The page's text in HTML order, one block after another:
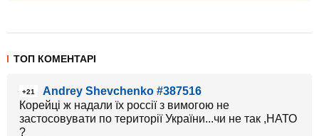
ТОП КОМЕНТАРІ
+21
Andrey Shevchenko #387516
Корейці ж надали їх россії з вимогою не
застосовувати по території України...чи не так ,НАТО
?